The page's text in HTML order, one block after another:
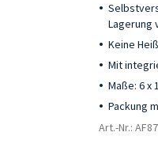
Lagerung
Keine
Mit
Maße: 6 x
Packung
Art.-Nr.: